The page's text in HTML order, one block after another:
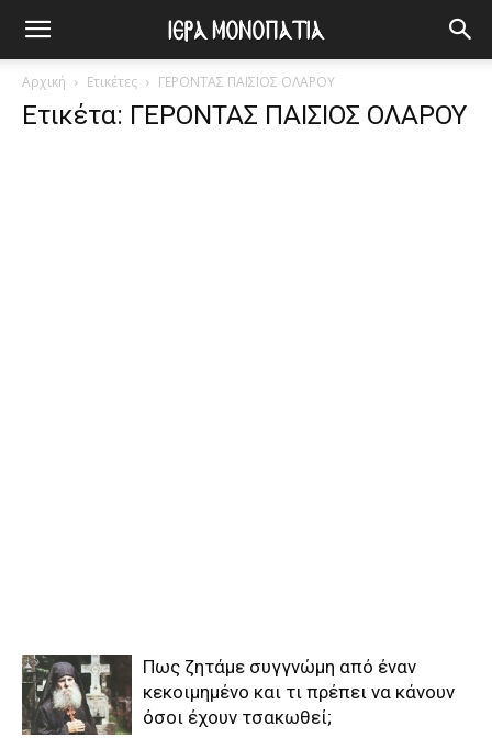
Αρχική Ετικέτες ΓΕΡΟΝΤΑΣ ΠΑΙΣΙΟΣ ΟΛΑΡΟΥ
Ετικέτα: ΓΕΡΟΝΤΑΣ ΠΑΙΣΙΟΣ ΟΛΑΡΟΥ
Πως ζητάμε συγγνώμη από έναν
κεκοιμημένο και τι πρέπει να κάνουν
όσοι έχουν τσακωθεί;